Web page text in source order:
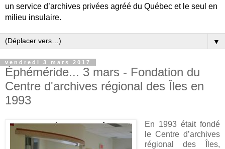
un service d’archives privées agréé du Québec et le seul en
milieu insulaire.
▼
vendredi 3 mars 2017
Éphéméride... 3 mars - Fondation du
Centre d'archives régional des Îles en
1993
En 1993 était fondé
le Centre d’archives
régional des Îles,